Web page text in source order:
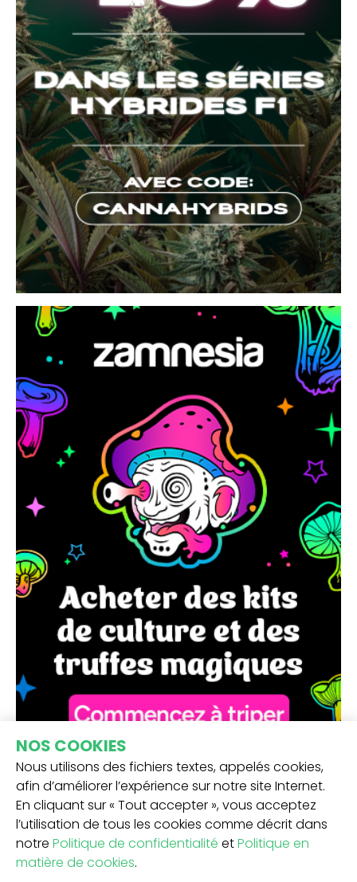
NOS COOKIES
Nous utilisons des fichiers textes, appelés cookies,
afin d’améliorer l’expérience sur notre site Internet.
En cliquant sur « Tout accepter », vous acceptez
l’utilisation de tous les cookies comme décrit dans
notre Politique de confidentialité etPolitique en
matière de cookies.